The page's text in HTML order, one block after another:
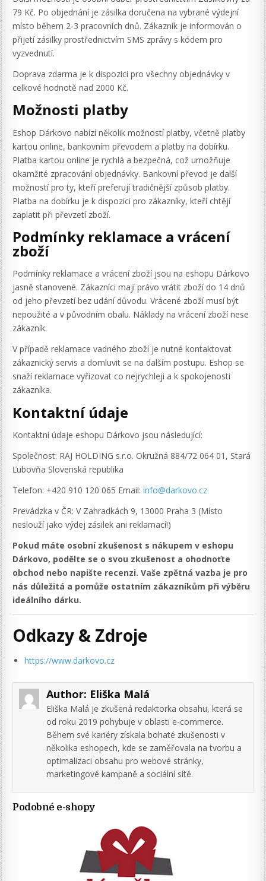
79 Kč. Po objednání je zásilka doručena na vybrané výdejní
místo během 2-3 pracovních dnů. Zákazník je informován o
přijetí zásilky prostřednictvím SMS zprávy s kódem pro
vyzvednutí.
Doprava zdarma je k dispozici pro všechny objednávky v
celkové hodnotě nad 2000 Kč.
Možnosti platby
Eshop Dárkovo nabízí několik možností platby, včetně platby
kartou online, bankovním převodem a platby na dobírku.
Platba kartou online je rychlá a bezpečná, což umožňuje
okamžité zpracování objednávky. Bankovní převod je další
možností pro ty, kteří preferují tradičnější způsob platby.
Platba na dobírku je k dispozici pro zákazníky, kteří chtějí
zaplatit při převzetí zboží.
Podmínky reklamace a vrácení
zboží
Podmínky reklamace a vrácení zboží jsou na eshopu Dárkovo
jasně stanovené. Zákazníci mají právo vrátit zboží do 14 dnů
od jeho převzetí bez udání důvodu. Vrácené zboží musí být
nepoužité a v původním obalu. Náklady na vrácení zboží nese
zákazník.
V případě reklamace vadného zboží je nutné kontaktovat
zákaznický servis a domluvit se na dalším postupu. Eshop se
snaží reklamace vyřizovat co nejrychleji a k spokojenosti
zákazníka.
Kontaktní údaje
Kontaktní údaje eshopu Dárkovo jsou následující:
Společnost: RAJ HOLDING s.r.o. Okružná 884/72 064 01, Stará
Ľubovňa Slovenská republika
Telefon: +420 910 120 065 Email:info@darkovo.cz
Prevádzka v ČR: V Zahradkách 9, 13000 Praha 3 (Místo
neslouží jako výdej zásilek ani reklamací!)
Pokud máte osobní zkušenost s nákupem v eshopu
Dárkovo, podělte se o svou zkušenost a ohodnoťte
obchod nebo napište recenzi. Vaše zpětná vazba je pro
nás důležitá a pomůže ostatním zákazníkům při výběru
ideálního dárku.
Odkazy & Zdroje
https://www.darkovo.cz
Author: Eliška Malá
Eliška Malá je zkušená redaktorka obsahu, která se
od roku 2019 pohybuje v oblasti e-commerce.
Během své kariéry získala bohaté zkušenosti v
několika eshopech, kde se zaměřovala na tvorbu a
optimalizaci obsahu pro webové stránky,
marketingové kampaně a sociální sítě.
Podobné e-shopy